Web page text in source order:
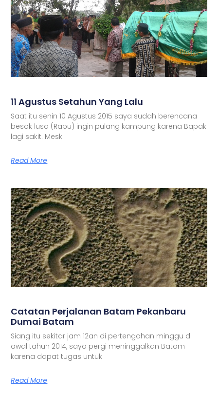
11 Agustus Setahun Yang Lalu
Saat itu senin 10 Agustus 2015 saya sudah berencana
besok lusa (Rabu) ingin pulang kampung karena Bapak
lagi sakit. Meski
Read More
Catatan Perjalanan Batam Pekanbaru
Dumai Batam
Siang itu sekitar jam 12an di pertengahan minggu di
awal tahun 2014, saya pergi meninggalkan Batam
karena dapat tugas untuk
Read More